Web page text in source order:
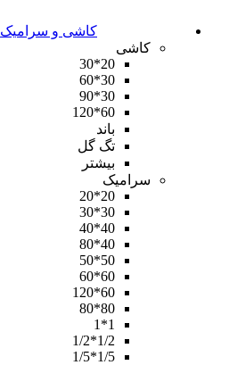
کاشی و سرامیک
کاشی
20*30
30*60
30*90
60*120
باند
تگ گل
بیشتر
سرامیک
20*20
30*30
40*40
40*80
50*50
60*60
60*120
80*80
1*1
1/2*1/2
1/5*1/5